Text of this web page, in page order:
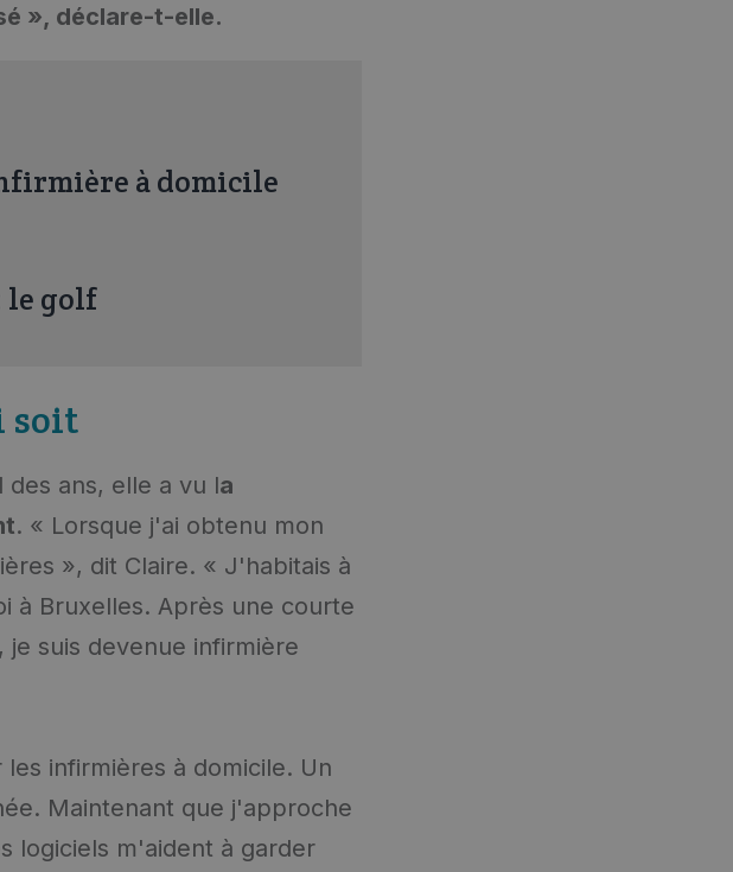
», déclare-t-elle.
à domicile
le golf
soit
des ans, elle a vu la
. « Lorsque j'ai obtenu mon
», dit Claire. « J'habitais à
à Bruxelles. Après une courte
je suis devenue infirmière
infirmières à domicile. Un
Maintenant que j'approche
logiciels m'aident à garder